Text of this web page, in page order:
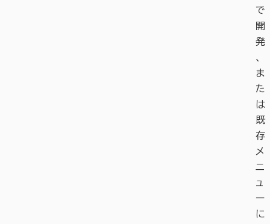
で
開
発
、
ま
た
は
既
存
メ
ニ
ュ
ー
に